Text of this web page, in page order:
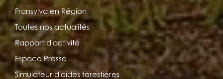
Fransylva en Région
Toutes nos actualités
Rapport d'activité
Espace Presse
Simulateur d'aides forestières